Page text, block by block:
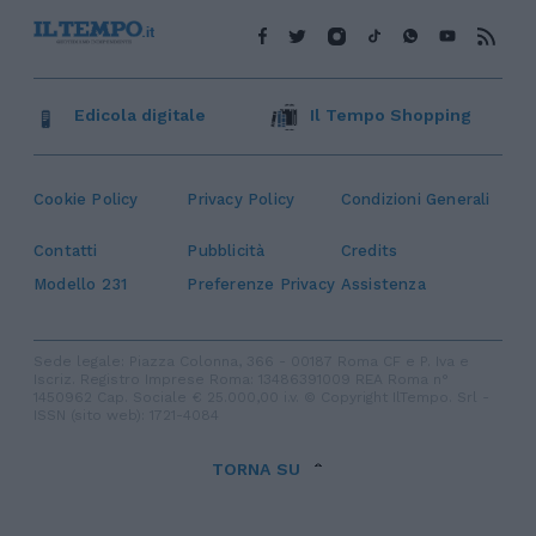
Cookie Policy Privacy Policy Condizioni Generali
Contatti Pubblicità
Credits
Modello 231
Preferenze Privacy Assistenza
Edicola digitale Il Tempo Shopping
TORNA SU